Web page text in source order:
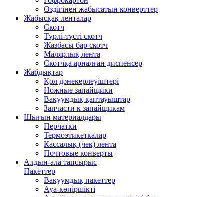
Өздігінен жабысатын конверттер
Жабысқақ ленталар
Скотч
Түрлі-түсті скотч
Жазбасы бар скотч
Малярлық лента
Скотчқа арналған диспенсер
Жабдықтар
Қол дәнекерлеуіштері
Ножные запайщики
Вакуумдық қаптауыштар
Запчасти к запайщикам
Шығын материалдары
Перчатки
Термоэтикеткалар
Кассалық (чек) лента
Почтовые конверты
Алдын-ала тапсырыс
Пакеттер
Вакуумдық пакеттер
Ауа-көпіршікті